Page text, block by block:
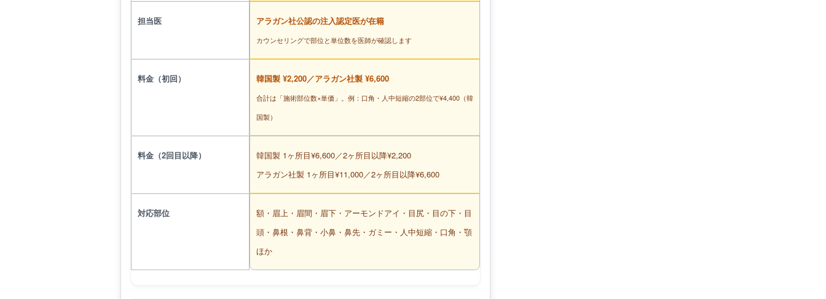
担当医 アラガン社公認の注入認定医が在籍
カウンセリングで部位と単位数を医師が確認します
料金（初回） 韓国製 ¥2,200／アラガン社製 ¥6,600
合計は「施術部位数×単価」。例：口角・人中短縮の2部位で¥4,400（韓
国製）
料金（2回目以降）
韓国製 1ヶ所目¥6,600／2ヶ所目以降¥2,200
アラガン社製 1ヶ所目¥11,000／2ヶ所目以降¥6,600
対応部位
額・眉上・眉間・眉下・アーモンドアイ・目尻・目の下・目
頭・鼻根・鼻背・小鼻・鼻先・ガミー・人中短縮・口角・顎
ほか